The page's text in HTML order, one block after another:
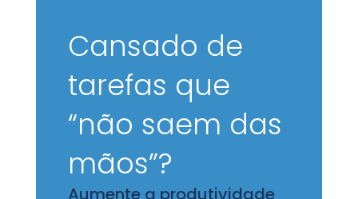
Cansado de
tarefas que
“não saem das
mãos”?
Aumente a produtividade